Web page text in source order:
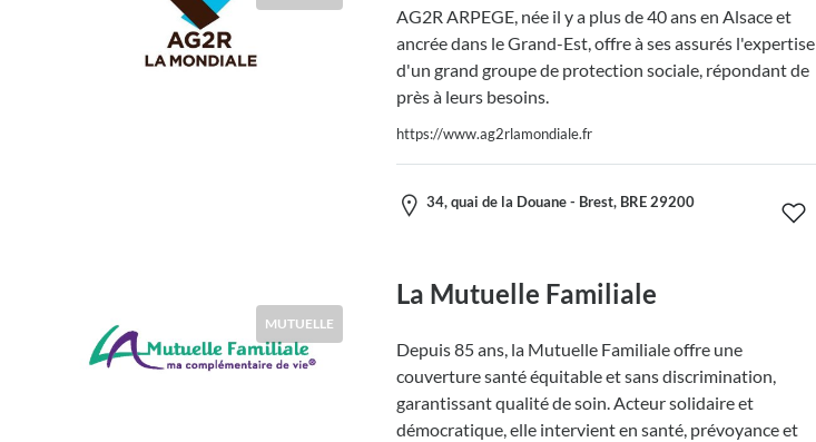
AG2R ARPEGE, née il y a plus de 40 ans en Alsace et
ancrée dans le Grand-Est, offre à ses assurés l'expertise
d'un grand groupe de protection sociale, répondant de
près à leurs besoins.
https://www.ag2rlamondiale.fr
34, quai de la Douane - Brest, BRE 29200
MUTUELLE
La Mutuelle Familiale
Depuis 85 ans, la Mutuelle Familiale offre une
couverture santé équitable et sans discrimination,
garantissant qualité de soin. Acteur solidaire et
démocratique, elle intervient en santé, prévoyance et